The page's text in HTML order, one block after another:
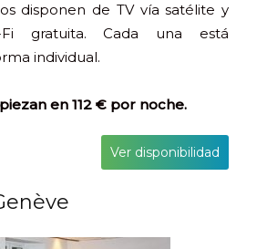
disponen de TV vía satélite y
Fi gratuita. Cada una está
individual.
en 112 € por noche.
Ver disponibilidad